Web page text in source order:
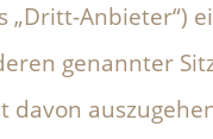
„Dritt-Anbieter“)
genannter
davon